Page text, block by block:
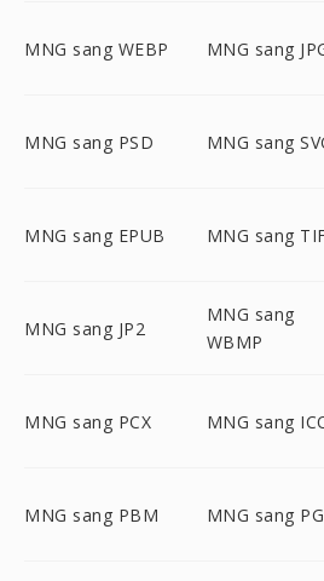
MNG sang WEBP MNG sang
MNG sang PSD MNG sang
MNG sang EPUB MNG sang
MNG sang JP2
MNG sang
WBMP
MNG sang PCX MNG sang
MNG sang PBM MNG sang